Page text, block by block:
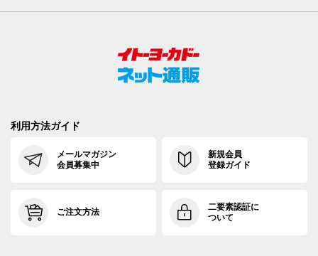
利用方法ガイド
メールマガジン
会員募集中
新規会員
登録ガイド
ご注文方法
二要素認証に
ついて